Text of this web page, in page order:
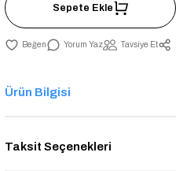
Sepete Ekle
Yorum Yaz Tavsiye Et
Ürün Bilgisi
Taksit Seçenekleri